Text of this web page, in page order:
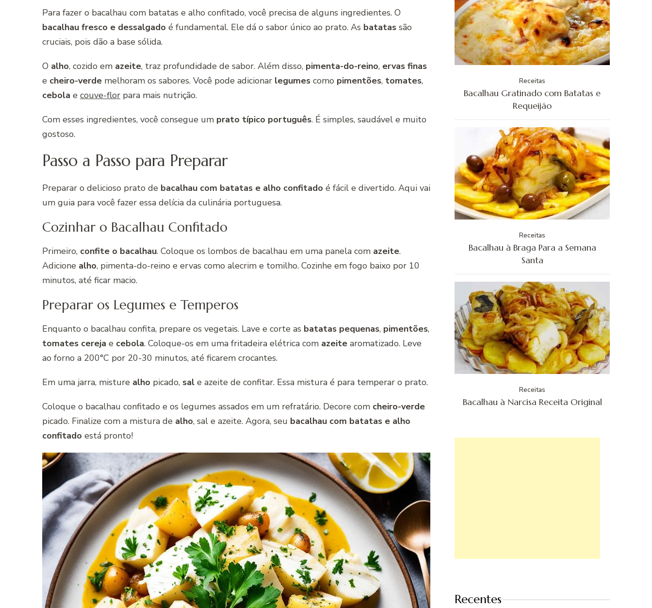
Para fazer o bacalhau com batatas e alho confitado, você precisa de alguns ingredientes. O
bacalhau fresco e dessalgado é fundamental. Ele dá o sabor único ao prato. As batatas são
cruciais, pois dão a base sólida.
O alho, cozido em azeite, traz profundidade de sabor. Além disso, pimenta-do-reino, ervas finas
e cheiro-verde melhoram os sabores. Você pode adicionar legumes como pimentões, tomates,
cebola e couve-flor para mais nutrição.
Com esses ingredientes, você consegue um prato típico português. É simples, saudável e muito
gostoso.
Passo a Passo para Preparar
Preparar o delicioso prato de bacalhau com batatas e alho confitado é fácil e divertido. Aqui vai
um guia para você fazer essa delícia da culinária portuguesa.
Cozinhar o Bacalhau Confitado
Primeiro, confite o bacalhau. Coloque os lombos de bacalhau em uma panela com azeite.
Adicione alho, pimenta-do-reino e ervas como alecrim e tomilho. Cozinhe em fogo baixo por 10
minutos, até ficar macio.
Preparar os Legumes e Temperos
Enquanto o bacalhau confita, prepare os vegetais. Lave e corte as batatas pequenas, pimentões,
tomates cereja e cebola. Coloque-os em uma fritadeira elétrica com azeite aromatizado. Leve
ao forno a 200°C por 20-30 minutos, até ficarem crocantes.
Em uma jarra, misture alho picado, sal e azeite de confitar. Essa mistura é para temperar o prato.
Coloque o bacalhau confitado e os legumes assados em um refratário. Decore com cheiro-verde
picado. Finalize com a mistura de alho, sal e azeite. Agora, seu bacalhau com batatas e alho
confitado está pronto!
Receitas
Bacalhau Gratinado com Batatas e
Requeijão
Receitas
Bacalhau à Braga Para a Semana
Santa
Receitas
Bacalhau à Narcisa Receita Original
Recentes